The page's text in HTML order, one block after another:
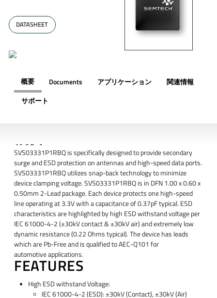
DATASHEET
概要 Documents アプリケーション
関連情報
サポート
SVS03331P1RBQ is specifically designed to provide secondary
surge and ESD protection on antennas and high-speed data ports.
SVS03331P1RBQ utilizes snap-back technology to minimize
device clamping voltage. SVS03331P1RBQ is in DFN 1.00 x 0.60 x
0.50mm 2-Lead package. Each device protects one high-speed
line operating at 3.3V with a capacitance of 0.37pF typical. ESD
characteristics are highlighted by high ESD withstand voltage per
IEC 61000-4-2 (±30kV contact & ±30kV air) and extremely low
dynamic resistance (0.22 Ohms typical). The device has leads
which are Pb-Free and is qualified to AEC-Q101 for
automotive applications.
FEATURES
High ESD withstand Voltage:
IEC 61000-4-2 (ESD): ±30kV (Contact), ±30kV (Air)